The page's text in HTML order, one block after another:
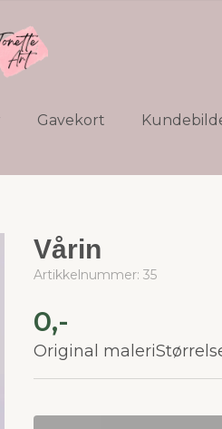
Gavekort
Vårin
Artikkelnummer: 35
0,-
Original